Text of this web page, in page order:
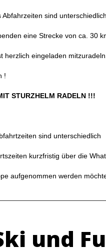
sind unterschiedlich
eine Strecke von ca. 30
herzlich eingeladen mitzuradeln.
!
STURZHELM RADELN !!!
sind unterschiedlich
kurzfristig über die
aufgenommen werden
und